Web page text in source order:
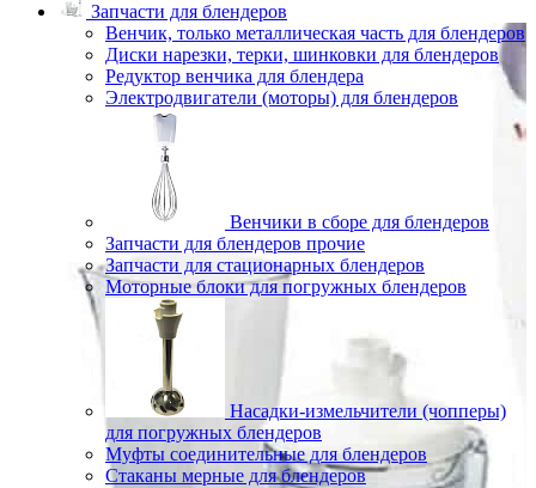
Запчасти для блендеров
Венчик, только металлическая часть для блендеров
Диски нарезки, терки, шинковки для блендеров
Редуктор венчика для блендера
Электродвигатели (моторы) для блендеров
Венчики в сборе для блендеров
Запчасти для блендеров прочие
Запчасти для стационарных блендеров
Моторные блоки для погружных блендеров
Насадки-измельчители (чопперы)
для погружных блендеров
Муфты соединительные для блендеров
Стаканы мерные для блендеров